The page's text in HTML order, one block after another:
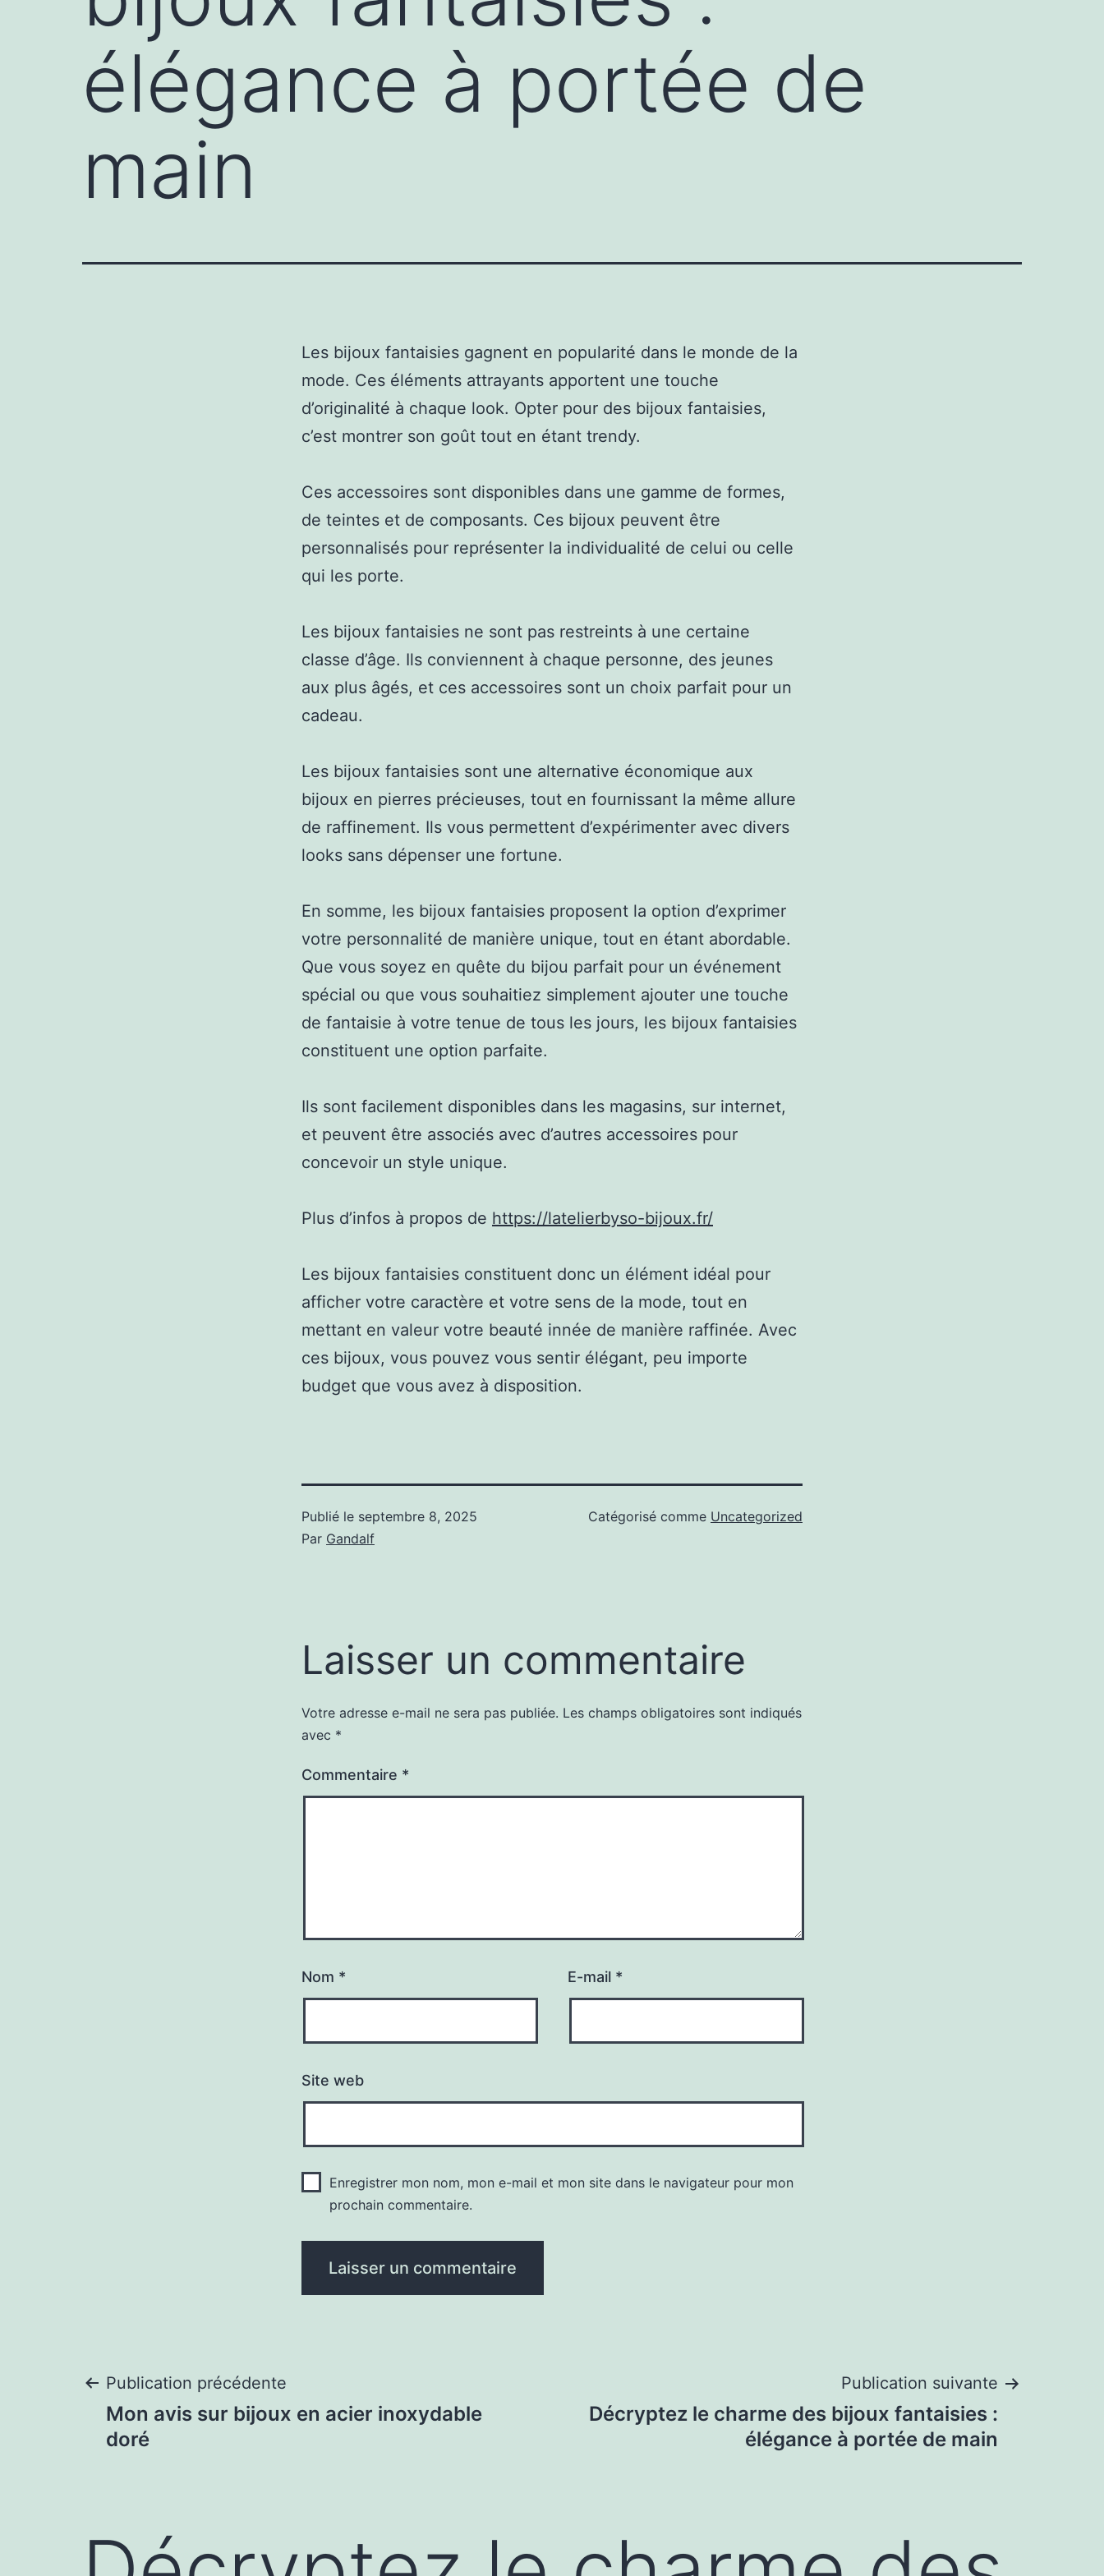
élégance à portée de
main
Les bijoux fantaisies gagnent en popularité dans le monde de la
mode. Ces éléments attrayants apportent une touche
d’originalité à chaque look. Opter pour des bijoux fantaisies,
c’est montrer son goût tout en étant trendy.
Ces accessoires sont disponibles dans une gamme de formes,
de teintes et de composants. Ces bijoux peuvent être
personnalisés pour représenter la individualité de celui ou celle
qui les porte.
Les bijoux fantaisies ne sont pas restreints à une certaine
classe d’âge. Ils conviennent à chaque personne, des jeunes
aux plus âgés, et ces accessoires sont un choix parfait pour un
cadeau.
Les bijoux fantaisies sont une alternative économique aux
bijoux en pierres précieuses, tout en fournissant la même allure
de raffinement. Ils vous permettent d’expérimenter avec divers
looks sans dépenser une fortune.
En somme, les bijoux fantaisies proposent la option d’exprimer
votre personnalité de manière unique, tout en étant abordable.
Que vous soyez en quête du bijou parfait pour un événement
spécial ou que vous souhaitiez simplement ajouter une touche
de fantaisie à votre tenue de tous les jours, les bijoux fantaisies
constituent une option parfaite.
Ils sont facilement disponibles dans les magasins, sur internet,
et peuvent être associés avec d’autres accessoires pour
concevoir un style unique.
Plus d’infos à propos de https://latelierbyso-bijoux.fr/
Les bijoux fantaisies constituent donc un élément idéal pour
afficher votre caractère et votre sens de la mode, tout en
mettant en valeur votre beauté innée de manière raffinée. Avec
ces bijoux, vous pouvez vous sentir élégant, peu importe
budget que vous avez à disposition.
Publié le septembre 8, 2025
Par Gandalf
Catégorisé comme Uncategorized
Laisser un commentaire
Votre adresse e-mail ne sera pas publiée. Les champs obligatoires sont indiqués
avec *
Commentaire *
Nom * E-mail *
Site web
Enregistrer mon nom, mon e-mail et mon site dans le navigateur pour mon
prochain commentaire.
Navigation
de
Publication précédente
Mon avis sur bijoux en acier inoxydable
doré
Publication suivante
Décryptez le charme des bijoux fantaisies :
élégance à portée de main